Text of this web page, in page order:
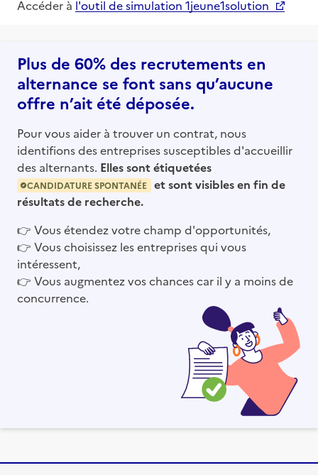
Accéder à l'outil de simulation 1jeune1solution
Plus de 60% des recrutements en
alternance se font sans qu’aucune
offre n’ait été déposée.
Pour vous aider à trouver un contrat, nous
identifions des entreprises susceptibles d'accueillir
des alternants. Elles sont étiquetées
CANDIDATURE SPONTANÉE
et sont visibles en fin de
résultats de recherche.
👉 Vous étendez votre champ d'opportunités,
👉 Vous choisissez les entreprises qui vous
intéressent,
👉 Vous augmentez vos chances car il y a moins de
concurrence.